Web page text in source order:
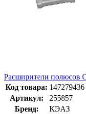
Расширители полюсов
Код товара: 147279436
Артикул:
255857
Бренд:
КЭАЗ